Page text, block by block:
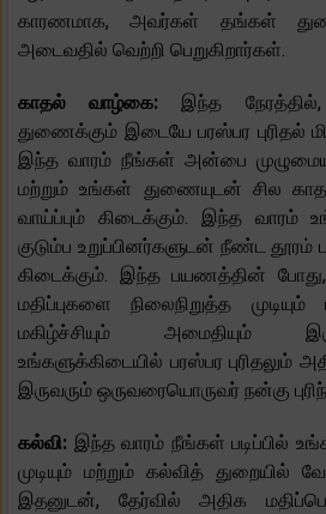
காரணமாக, அவர்கள் தங்கள்
அடைவதில் வெற்றி பெறுகிறார்கள்.
காதல் வாழ்கை: இந்த
துணைக்கும் இடையே பரஸ்பர புரிதல்
இந்த வாரம் நீங்கள் அன்பை
மற்றும் உங்கள் துணையுடன் சில
வாய்ப்பும் கிடைக்கும். இந்த வாரம்
குடும்ப உறுப்பினர்களுடன் நீண்ட தூரம்
கிடைக்கும். இந்த பயணத்தின்
மதிப்புகளை நிலைநிறுத்த
மகிழ்ச்சியும் அமைதியும்
உங்களுக்கிடையில் பரஸ்பர புரிதலும்
இருவரும் ஒருவரையொருவர் நன்கு
கல்வி: இந்த வாரம் நீங்கள் படிப்பில்
முடியும் மற்றும் கல்வித் துறையில்
இதனுடன், தேர்வில் அதிக